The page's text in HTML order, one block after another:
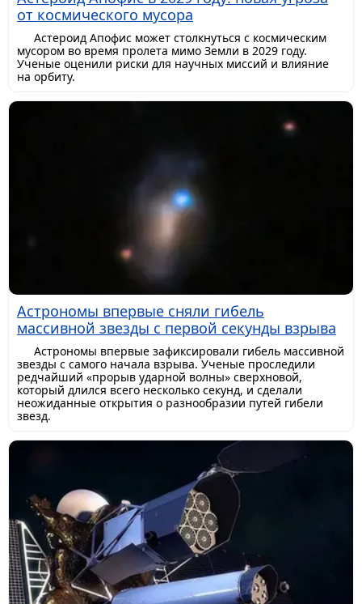
от космического мусора
Астероид Апофис может столкнуться с космическим
мусором во время пролета мимо Земли в 2029 году.
Ученые оценили риски для научных миссий и влияние
на орбиту.
Астрономы впервые сняли гибель
массивной звезды с первой секунды взрыва
Астрономы впервые зафиксировали гибель массивной
звезды с самого начала взрыва. Ученые проследили
редчайший «прорыв ударной волны» сверхновой,
который длился всего несколько секунд, и сделали
неожиданные открытия о разнообразии путей гибели
звезд.